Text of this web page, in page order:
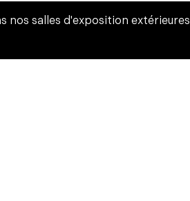
nos salles d'exposition